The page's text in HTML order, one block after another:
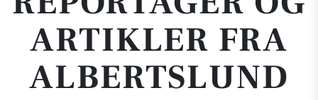
ARTIKLER FRA
ALBERTSLUND